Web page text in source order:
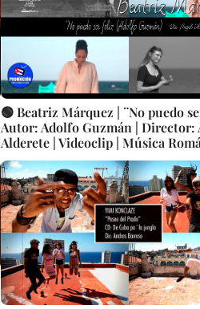
🟢 Beatriz Márquez | ¨No puedo
Autor: Adolfo Guzmán | Director:
Alderete | Videoclip | Música
Cubana | Bolero | Artistas
Canción | CUBA